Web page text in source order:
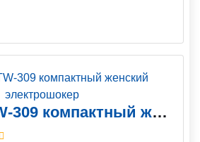
Гепард 2 TW-309 компактный женский электрошокер